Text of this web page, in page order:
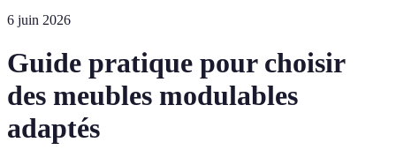
6 juin 2026
Guide pratique pour choisir
des meubles modulables
adaptés